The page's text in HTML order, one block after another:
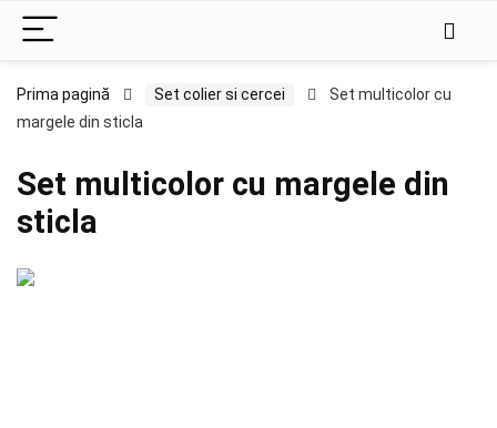
Prima pagină Set colier si cercei
Set multicolor cu
margele din sticla
Set multicolor cu margele din
sticla